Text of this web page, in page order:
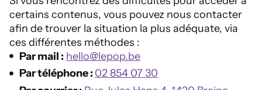
certains contenus, vous pouvez nous contacter
afin de trouver la situation la plus adéquate, via
ces différentes méthodes :
Par mail : hello@lepop.be
Par téléphone : 02 854 07 30